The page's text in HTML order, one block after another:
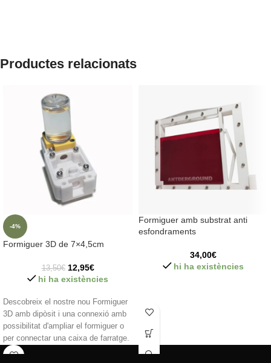
Productes relacionats
-4%
Formiguer 3D de 7×4,5cm
13,50€ 12,95€
hi ha existències
Descobreix el nostre nou Formiguer
3D amb dipòsit i una connexió amb
possibilitat d'ampliar el formiguer o
per connectar una caixa de farratge.
Característiques del formiguer en
Formiguer amb substrat anti
esfondraments
34,00€
hi ha existències